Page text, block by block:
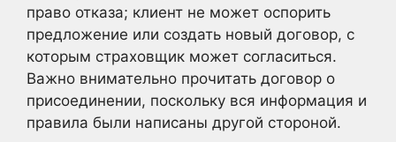
право отказа; клиент не может оспорить
предложение или создать новый договор, с
которым страховщик может согласиться.
Важно внимательно прочитать договор о
присоединении, поскольку вся информация и
правила были написаны другой стороной.